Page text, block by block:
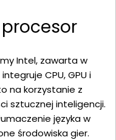
Intel, zawarta w
CPU, GPU i
na korzystanie z
sztucznej inteligencji.
języka w
środowiska gier.